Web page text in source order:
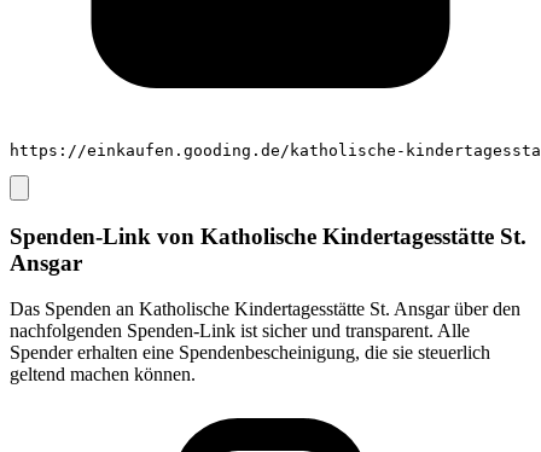
https://einkaufen.gooding.de/katholische-
Spenden-Link von Katholische Kindertagesstätte St.
Ansgar
Das Spenden an Katholische Kindertagesstätte St. Ansgarüber den
nachfolgenden Spenden-Link ist sicher und transparent. Alle
Spender erhalten eine Spendenbescheinigung, die sie steuerlich
geltend machen können.